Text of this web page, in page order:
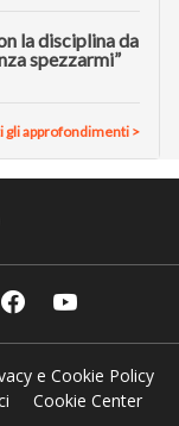
la disciplina da
spezzarmi”
gli approfondimenti >
e Cookie Policy
Cookie Center